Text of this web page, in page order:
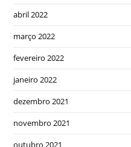
abril 2022
março 2022
fevereiro 2022
janeiro 2022
dezembro 2021
novembro 2021
outubro 2021